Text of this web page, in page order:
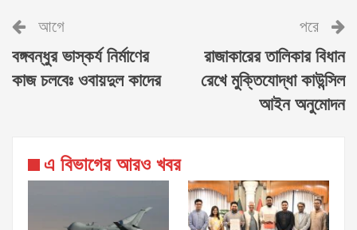
আগে
বঙ্গবন্ধুর ভাস্কর্য নির্মাণের
কাজ চলবেঃ ওবায়দুল কাদের
পরে
রাজাকারের তালিকার বিধান
রেখে মুক্তিযোদ্ধা কাউন্সিল
আইন অনুমোদন
এ বিভাগের আরও খবর